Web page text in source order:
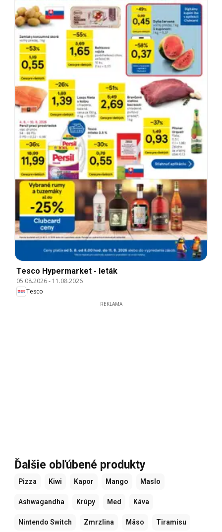
Tesco Hypermarket - leták
05.08.2026- 11.08.2026
Tesco
REKLAMA
Ďalšie obľúbené produkty
Pizza Kiwi Kapor Mango Maslo
Ashwagandha Krúpy Med Káva
Nintendo Switch Zmrzlina Mäso Tiramisu